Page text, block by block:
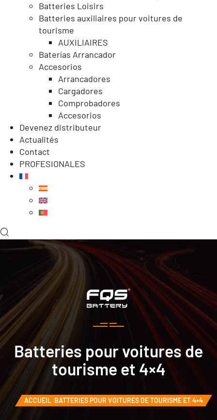
Batteries Loisirs
Batteries auxiliaires pour voitures de
tourisme
AUXILIAIRES
Baterías Arrancador
Accesorios
Arrancadores
Cargadores
Comprobadores
Accesorios
Devenez distributeur
Actualités
Contact
PROFESIONALES
Batteries pour voitures de
tourisme et 4×4
ACCUEIL BATTERIES POUR VOITURES DE TOURISME ET 4×4